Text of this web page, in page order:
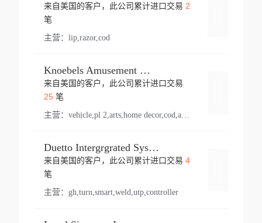
来自美国的客户，此公司累计进口交易 2
笔
主营： lip,razor,cod
Knoebels Amusement Resort
来自美国的客户，此公司累计进口交易
25笔
主营： vehicle,pl 2,arts,home decor,cod,amusement ride,sea
Duetto Intergrgrated Systems Inc.
来自美国的客户，此公司累计进口交易 4
笔
主营： gh,turn,smart,weld,utp,controller